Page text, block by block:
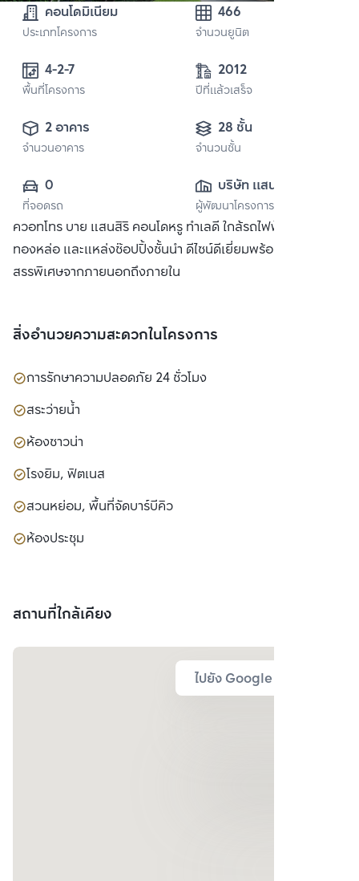
คอนโดมิเนียม
ประเภทโครงการ
466
จำนวนยูนิต
4-2-7
พื้นที่โครงการ
2012
ปีที่แล้วเสร็จ
2 อาคาร
จำนวนอาคาร
28 ชั้น
จำนวนชั้น
0
ที่จอดรถ
บริษัท แสนสิริ
จำกัด (มหาชน)
ผู้พัฒนาโครงการ
ควอทโทร บาย แสนสิริ คอนโดหรู ทำเลดี ใกล้รถไฟฟ้า BTS
ทองหล่อ และแหล่งช๊อปปิ้งชั้นนำ ดีไซน์ดีเยี่ยมพร้อมวัสดุที่คัด
สรรพิเศษจากภายนอกถึงภายใน
สิ่งอำนวยความสะดวกในโครงการ
การรักษาความปลอดภัย 24 ชั่วโมง
สระว่ายน้ำ
ห้องซาวน่า
โรงยิม, ฟิตเนส
สวนหย่อม, พื้นที่จัดบาร์บีคิว
ห้องประชุม
สถานที่ใกล้เคียง
ไปยัง Google Map